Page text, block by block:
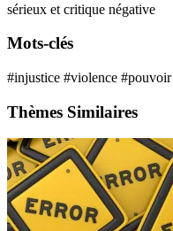
sérieux et critique négative
Mots-clés
#injustice #violence #pouvoir
Thèmes Similaires